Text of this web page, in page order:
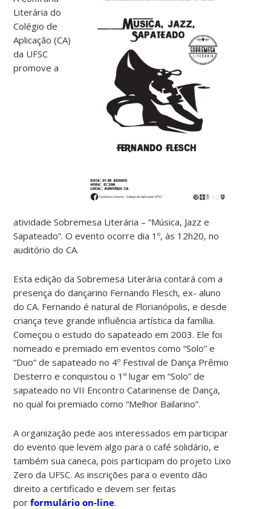
Literária do
Colégio de
Aplicação (CA)
da UFSC
promove a
atividade Sobremesa Literária – “Música, Jazz e
Sapateado”. O evento ocorre dia 1º, às 12h20, no
auditório do CA.
Esta edição da Sobremesa Literária contará com a
presença do dançarino Fernando Flesch, ex- aluno
do CA. Fernando é natural de Florianópolis, e desde
criança teve grande influência artística da família.
Começou o estudo do sapateado em 2003. Ele foi
nomeado e premiado em eventos como “Solo” e
“Duo” de sapateado no 4º Festival de Dança Prêmio
Desterro e conquistou o 1º lugar em “Solo” de
sapateado no VII Encontro Catarinense de Dança,
no qual foi premiado como “Melhor Bailarino”.
A organização pede aos interessados em participar
do evento que levem algo para o café solidário, e
também sua caneca, pois participam do projeto Lixo
Zero da UFSC. As inscrições para o evento dão
direito a certificado e devem ser feitas
porformulário on-line.